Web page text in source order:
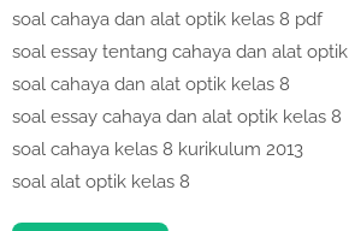
soal cahaya dan alat optik kelas 8 pdf
soal essay tentang cahaya dan alat optik
soal cahaya dan alat optik kelas 8
soal essay cahaya dan alat optik kelas 8
soal cahaya kelas 8 kurikulum 2013
soal alat optik kelas 8